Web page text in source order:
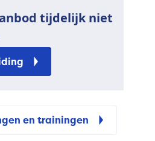
tijdelijk niet
en trainingen